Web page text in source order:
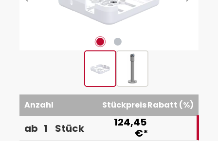
Anzahl StückpreisRabatt (%)
ab 1 Stück
124,45
€*